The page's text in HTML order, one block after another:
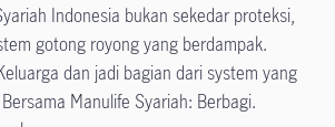
Indonesia bukan sekedar proteksi,
gotong royong yang berdampak.
dan jadi bagian dari system yang
Manulife Syariah: Berbagi.